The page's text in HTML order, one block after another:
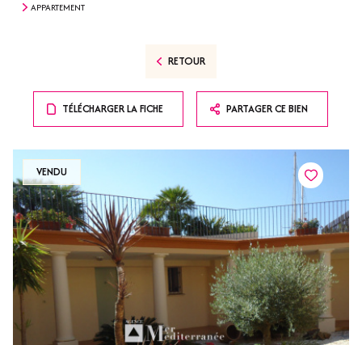
APPARTEMENT
RETOUR
TÉLÉCHARGER LA FICHE PARTAGER CE BIEN
VENDU